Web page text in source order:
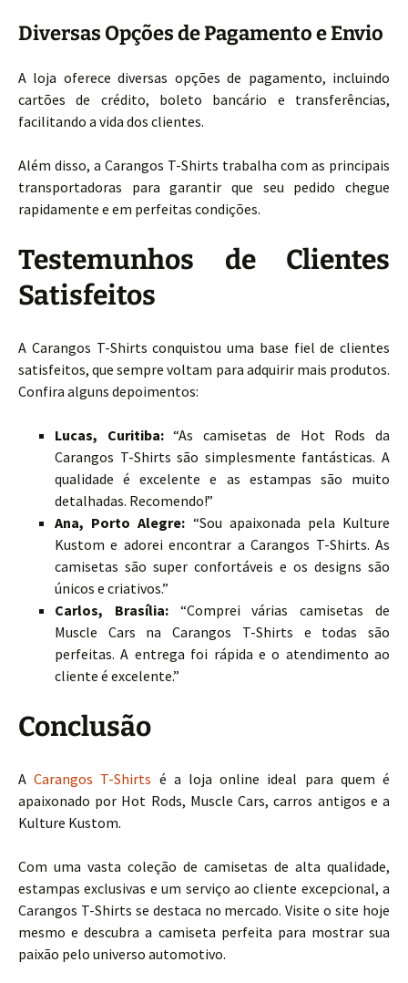
Diversas Opções de Pagamento e Envio
A loja oferece diversas opções de pagamento, incluindo
cartões de crédito, boleto bancário e transferências,
facilitando a vida dos clientes.
Além disso, a Carangos T-Shirts trabalha com as principais
transportadoras para garantir que seu pedido chegue
rapidamente e em perfeitas condições.
Testemunhos de Clientes
Satisfeitos
A Carangos T-Shirts conquistou uma base fiel de clientes
satisfeitos, que sempre voltam para adquirir mais produtos.
Confira alguns depoimentos:
Lucas, Curitiba:“As camisetas de Hot Rods da
Carangos T-Shirts são simplesmente fantásticas. A
qualidade é excelente e as estampas são muito
detalhadas. Recomendo!”
Ana, Porto Alegre: “Sou apaixonada pela Kulture
Kustom e adorei encontrar a Carangos T-Shirts. As
camisetas são super confortáveis e os designs são
únicos e criativos.”
Carlos, Brasília:“Comprei várias camisetas de
Muscle Cars na Carangos T-Shirts e todas são
perfeitas. A entrega foi rápida e o atendimento ao
cliente é excelente.”
Conclusão
ACarangos T-Shirts é a loja online ideal para quem é
apaixonado por Hot Rods, Muscle Cars, carros antigos e a
Kulture Kustom.
Com uma vasta coleção de camisetas de alta qualidade,
estampas exclusivas e um serviço ao cliente excepcional, a
Carangos T-Shirts se destaca no mercado. Visite o site hoje
mesmo e descubra a camiseta perfeita para mostrar sua
paixão pelo universo automotivo.